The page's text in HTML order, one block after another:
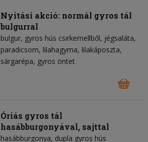
Nyitási akció: normál gyros tál
bulgurral
bulgur gyros hús csirkemellből jégsaláta
paradicsom lilahagyma lilakáposzta
sárgarépa gyros öntet
Óriás gyros tál
hasábburgonyával, sajttal
hasábburgonya dupla gyros hús